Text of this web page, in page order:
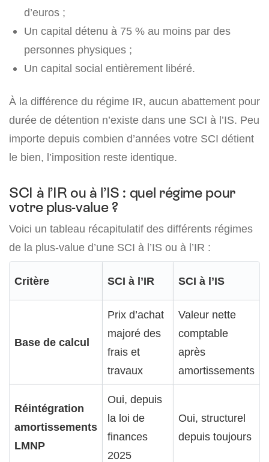
d’euros ;
Un capital détenu à 75 % au moins par des
personnes physiques ;
Un capital social entièrement libéré.
À la différence du régime IR, aucun abattement pour
durée de détention n’existe dans une SCI à l’IS. Peu
importe depuis combien d’années votre SCI détient
le bien, l’imposition reste identique.
SCI à l’IR ou à l’IS : quel régime pour
votre plus-value ?
Voici un tableau récapitulatif des différents régimes
de la plus-value d’une SCI à l’IS ou à l’IR :
Critère SCI à l’IR SCI à l’IS
Base de calcul
Prix d’achat
majoré des
frais et
travaux
Valeur nette
comptable
après
amortissements
Réintégration
amortissements
LMNP
Oui, depuis
la loi de
finances
2025
Oui, structurel
depuis toujours